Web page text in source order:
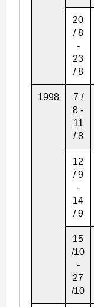
20
/ 8
-
23
/ 8
1998
7 /
8 -
11
/ 8
12
/ 9
-
14
/ 9
15
/10
-
27
/10